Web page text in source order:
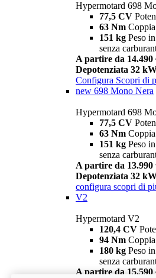
Hypermotard 698
77,5 CV
63 Nm Coppia
151 kg Peso
senza
A partire da 14.490
Depotenziata 32
Configura Scopri di
new 698 Mono Nera
Hypermotard 698
77,5 CV
63 Nm Coppia
151 kg Peso
senza
A partire da 13.990
Depotenziata 32
configura scopri di
V2
Hypermotard V2
120,4 CV
94 Nm Coppia
180 kg Peso
senza
A partire da 15.590